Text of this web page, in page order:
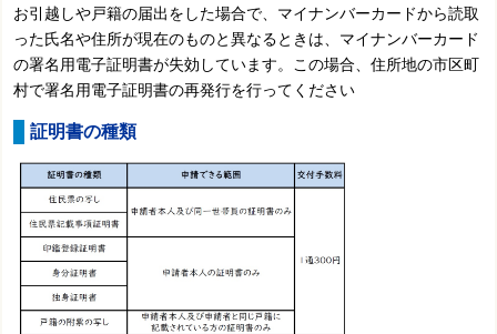
お引越しや戸籍の届出をした場合で、マイナンバーカードから読取
った氏名や住所が現在のものと異なるときは、マイナンバーカード
の署名用電子証明書が失効しています。この場合、住所地の市区町
村で署名用電子証明書の再発行を行ってください
証明書の種類